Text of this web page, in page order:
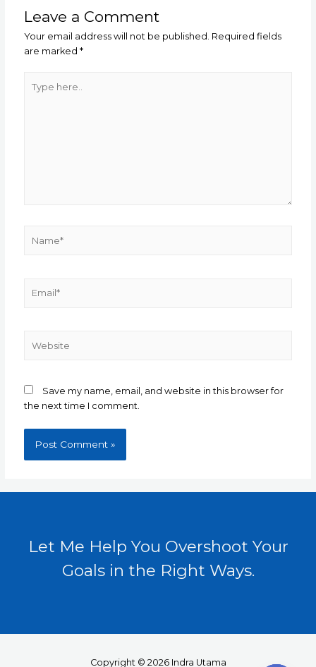
Leave a Comment
Your email address will not be published. Required fields
are marked*
here..
Save my name, email, and website in this browser for
the next time I comment.
Let Me Help You Overshoot Your
Goals in the Right Ways.
Copyright © 2026 Indra Utama